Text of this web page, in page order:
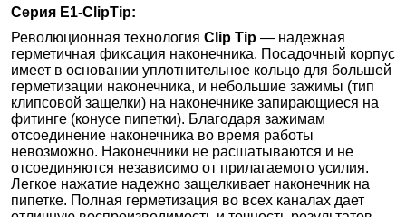
Серия E1-ClipTip:
Революционная технология Clip Tip — надежная
герметичная фиксация наконечника. Посадочный корпус
имеет в основании уплотнительное кольцо для большей
герметизации наконечника, и небольшие зажимы (тип
клипсовой защелки) на наконечнике запирающиеся на
фитинге (конусе пипетки). Благодаря зажимам
отсоединение наконечника во время работы
невозможно. Наконечники не расшатываются и не
отсоединяются независимо от прилагаемого усилия.
Легкое нажатие надежно защелкивает наконечник на
пипетке. Полная герметизация во всех каналах дает